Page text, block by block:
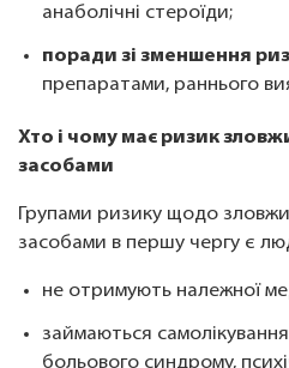
анаболічні стероїди;
поради зі зменшення
препаратами, раннього
Хто і чому має ризик
засобами
Групами ризику щодо
засобами в першу чергу є
не отримують належної
займаються
больового синдрому,